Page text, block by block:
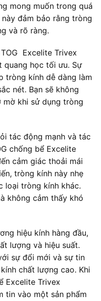
mong muốn trong quá
đảm bảo rằng tròng
và rõ ràng.
Excelite Trivex
quang học tối ưu. Sự
tròng kính dễ dàng làm
nét. Bạn sẽ không
mờ khi sử dụng tròng
tác động mạnh và tác
chống bể Excelite
cảm giác thoải mái
tròng kính này nhẹ
loại tròng kính khác.
không cảm thấy khó
hiệu kính hàng đầu,
lượng và hiệu suất.
sự đổi mới và sự tin
chất lượng cao. Khi
Excelite Trivex
tin vào một sản phẩm